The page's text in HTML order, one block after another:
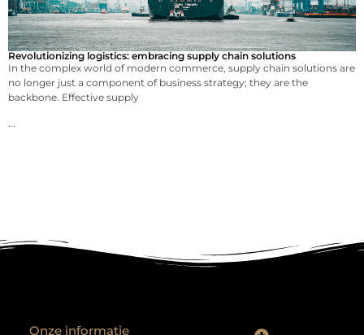
Revolutionizing logistics: embracing supply chain solutions
In the complex world of modern commerce, supply chain solutions are
no longer just a component of business strategy; they are the
backbone. Effective supply
...
Onze informatie